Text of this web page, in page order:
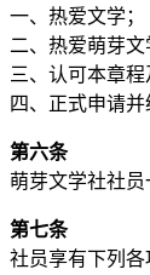
一、热爱文学；
二、热爱萌芽文
三、认可本章程
四、正式申请并
第六条
萌芽文学社社员
第七条
社员享有下列各